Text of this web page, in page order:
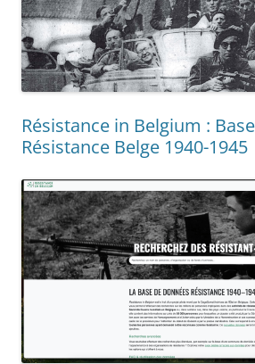
Résistance in Belgium :
Résistance Belge 1940-1945